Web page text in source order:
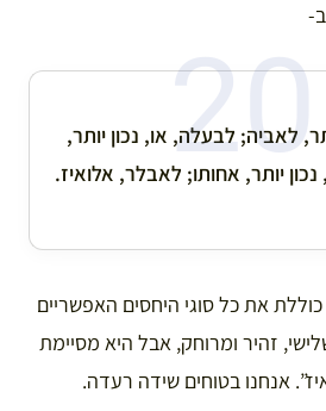
לאביה; לבעלה, או, נכון יותר,
יותר, אחותו; לאבלר, אלואיז.
את כל סוגי היחסים האפשריים
זהיר ומרוחק, אבל היא מסיימת
אנחנו בטוחים שידה רעדה.